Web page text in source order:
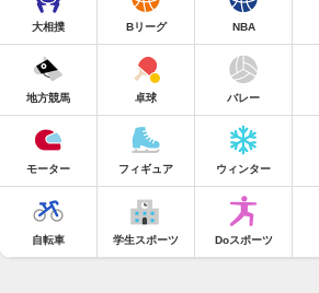
大相撲 Bリーグ NBA
地方競馬 卓球 バレー
モーター フィギュア ウィンター
自転車 学生スポーツ Doスポーツ